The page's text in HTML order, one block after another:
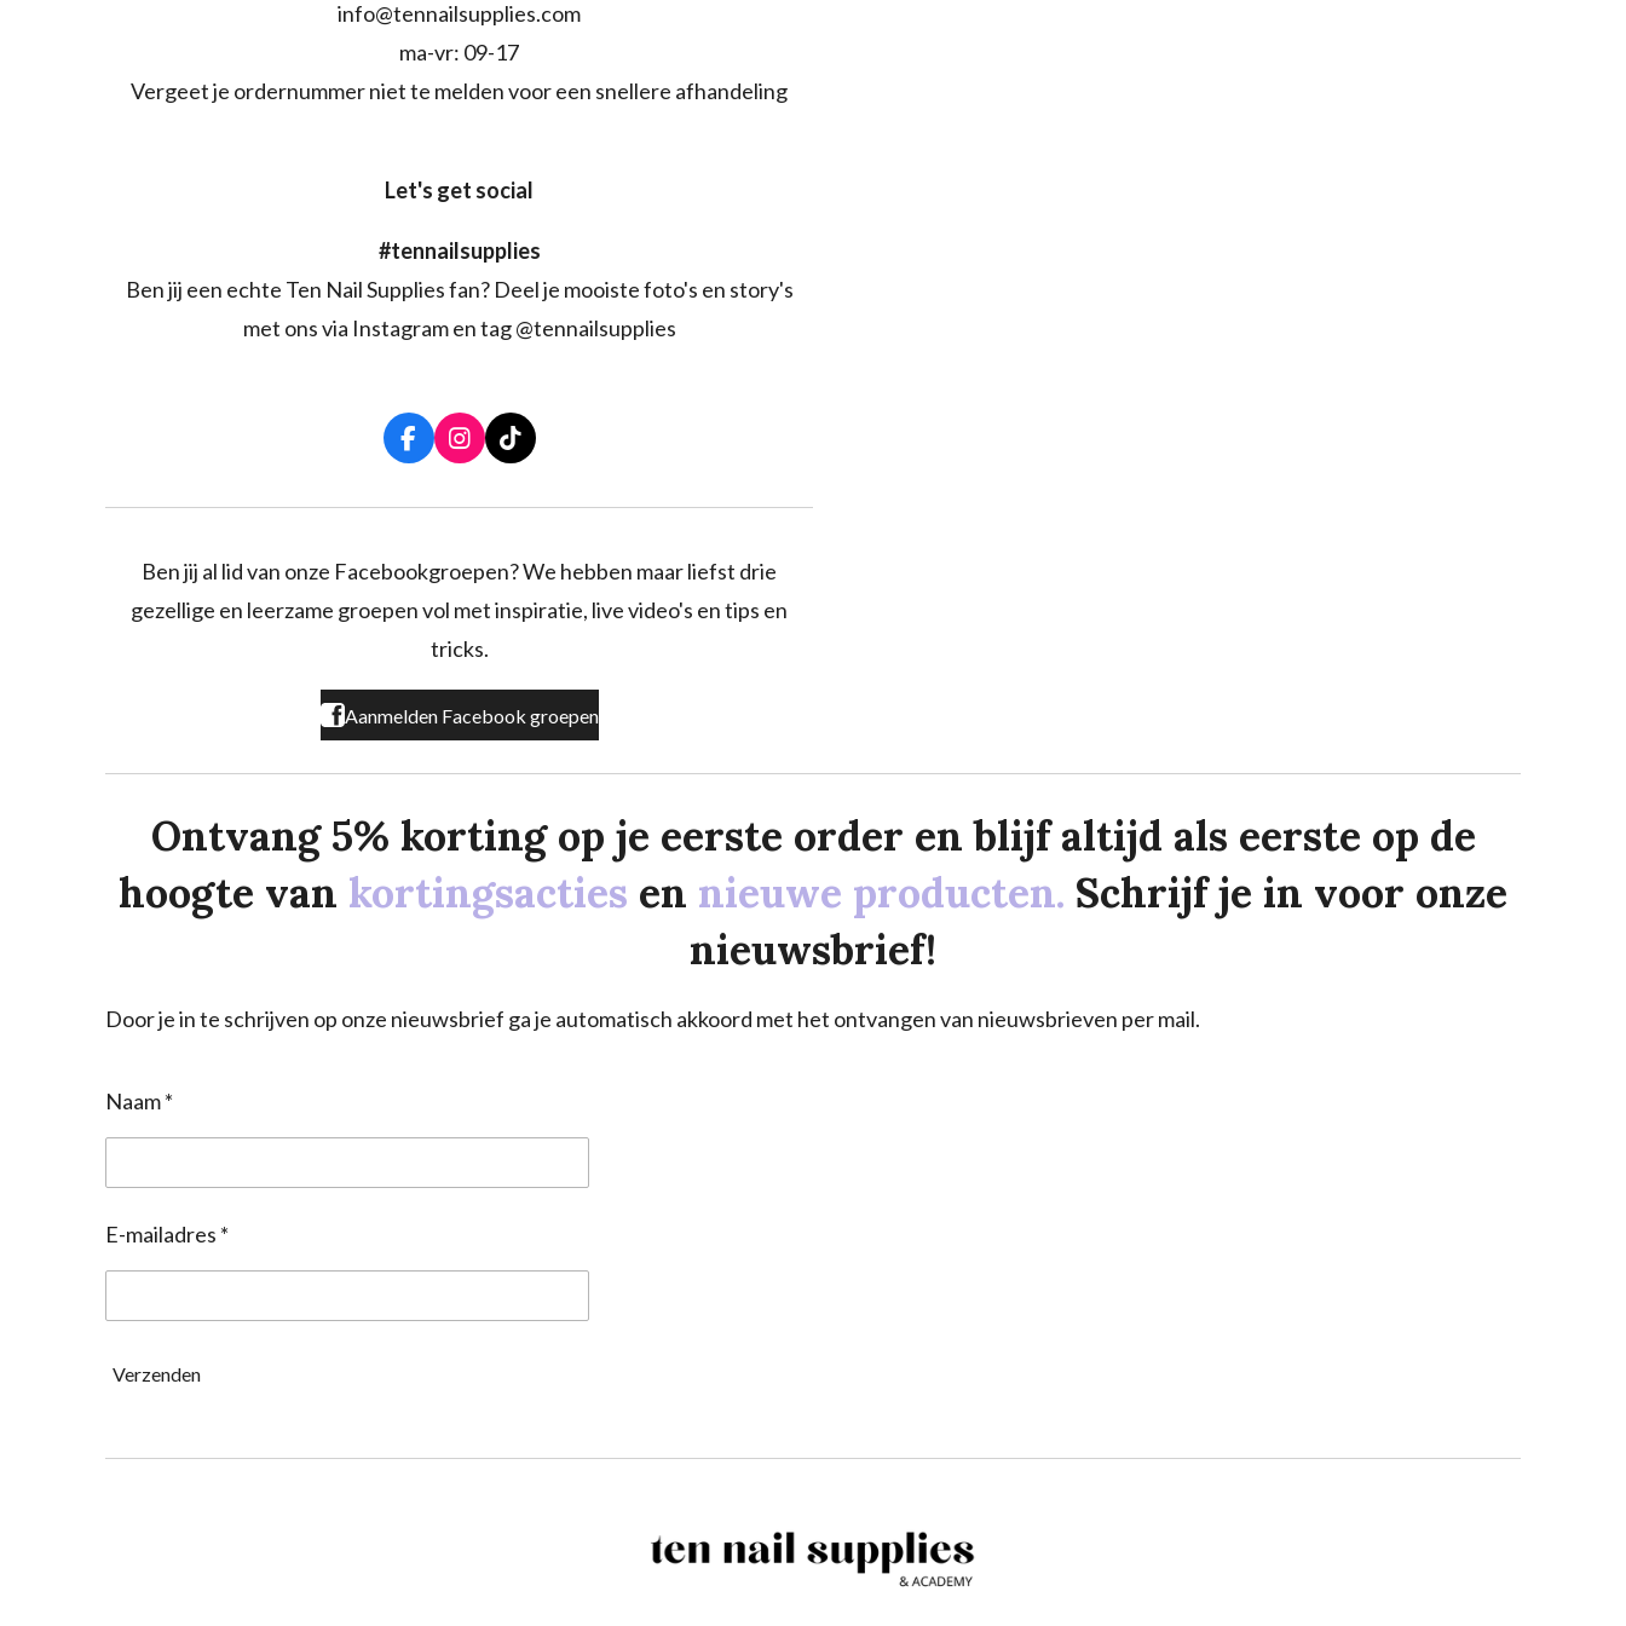
info@tennailsupplies.com
ma-vr: 09-17
Vergeet je ordernummer niet te melden voor een snellere afhandeling
Let's get social
#tennailsupplies
Ben jij een echte Ten Nail Supplies fan? Deel je mooiste foto's en story's
met ons via Instagram en tag @tennailsupplies
F
a
o
k
I
n
r
a
T
i
k
Ben jij al lid van onze Facebookgroepen? We hebben maar liefst drie
gezellige en leerzame groepen vol met inspiratie, live video's en tips en
tricks.
Aanmelden Facebook groepen
Ontvang 5% korting op je eerste order en blijf altijd als eerste op de
hoogte van kortingsacties en nieuwe producten. Schrijf je in voor onze
nieuwsbrief!
Door je in te schrijven op onze nieuwsbrief ga je automatisch akkoord met het ontvangen van nieuwsbrieven per mail.
Naam *
E-mailadres *
Verzenden